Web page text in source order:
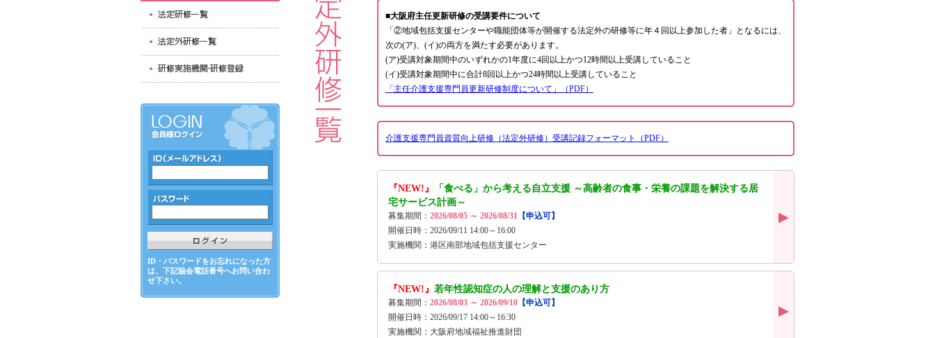
ID・パスワードをお忘れになった方
は、下記協会電話番号へお問い合わ
せ下さい。
■大阪府主任更新研修の受講要件について
「②地域包括支援センターや職能団体等が開催する法定外の研修等に年４回以上参加した者」となるには、
次の(ア)、(イ)の両方を満たす必要があります。
(ア)受講対象期間中のいずれかの1年度に4回以上かつ12時間以上受講していること
(イ)受講対象期間中に合計8回以上かつ24時間以上受講していること
「主任介護支援専門員更新研修制度について」（PDF）
介護支援専門員資質向上研修（法定外研修）受講記録フォーマット（PDF）
『NEW!』
「食べる」から考える自立支援 ～高齢者の食事・栄養の課題を解決する居
宅サービス計画～
募集期間： 2026/08/05 ～ 2026/08/31 【申込可】
開催日時：2026/09/11 14:00～16:00
実施機関：港区南部地域包括支援センター
『NEW!』 若年性認知症の人の理解と支援のあり方
募集期間： 2026/08/03 ～ 2026/09/10 【申込可】
開催日時：2026/09/17 14:00～16:30
実施機関：大阪府地域福祉推進財団